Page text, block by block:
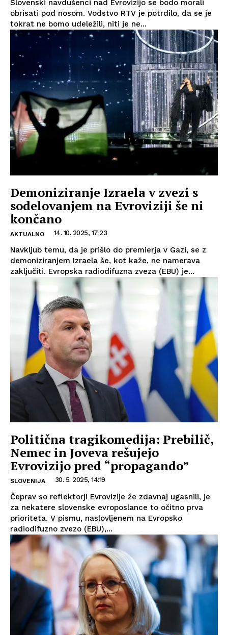
Slovenski navdušenci nad Evrovizijo se bodo morali
obrisati pod nosom. Vodstvo RTV je potrdilo, da se je
tokrat ne bomo udeležili, niti je ne...
Demoniziranje Izraela v zvezi s
sodelovanjem na Evroviziji še ni
končano
AKTUALNO 14. 10. 2025, 17:23
Navkljub temu, da je prišlo do premierja v Gazi, se z
demoniziranjem Izraela še, kot kaže, ne namerava
zaključiti. Evropska radiodifuzna zveza (EBU) je...
Politična tragikomedija: Prebilič,
Nemec in Joveva rešujejo
Evrovizijo pred “propagando”
SLOVENIJA 30. 5. 2025, 14:19
Čeprav so reflektorji Evrovizije že zdavnaj ugasnili, je
za nekatere slovenske evroposlance to očitno prva
prioriteta. V pismu, naslovljenem na Evropsko
radiodifuzno zvezo (EBU),...